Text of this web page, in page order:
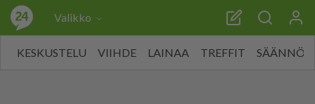
Valikko
KESKUSTELU VIIHDE LAINAA TREFFIT SÄÄNNÖT